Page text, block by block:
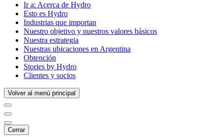
Ir a: Acerca de Hydro
Esto es Hydro
Industrias que importan
Nuestro objetivo y nuestros valores básicos
Nuestra estrategia
Nuestras ubicaciones en Argentina
Obtención
Stories by Hydro
Clientes y socios
Volver al menú principal
Cerrar